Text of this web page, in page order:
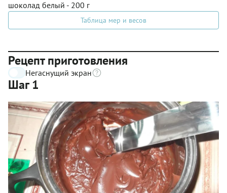
шоколад белый - 200 г
Таблица мер и весов
Рецепт приготовления
Негаснущий экран
Шаг 1